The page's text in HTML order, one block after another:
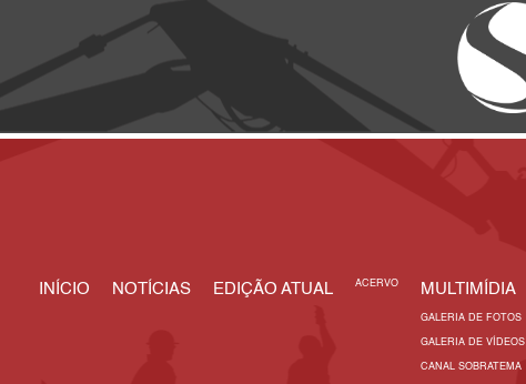
INÍCIO NOTÍCIAS EDIÇÃO ATUAL ACERVO MULTIMÍDIA
GALERIA DE FOTOS
GALERIA DE VÍDEOS
CANAL SOBRATEMA